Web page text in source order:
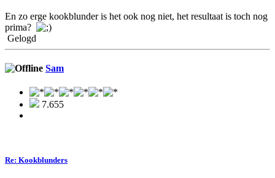
En zo erge kookblunder is het ook nog niet, het resultaat is toch nog
prima?
Gelogd
Sam
7.655
Re: Kookblunders